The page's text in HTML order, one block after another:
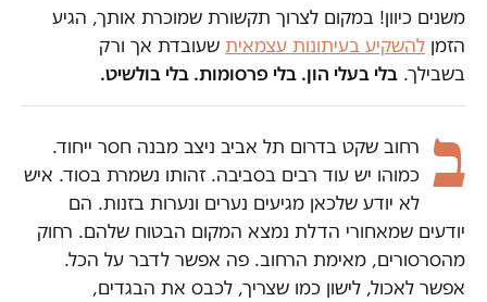
משנים כיוון! במקום לצרוך תקשורת שמוכרת אותך, הגיע
הזמן להשקיע בעיתונות עצמאית שעובדת אך ורק
בשבילך. בלי בעלי הון. בלי פרסומות. בלי בולשיט.
ב רחוב שקט בדרום תל אביב ניצב מבנה חסר ייחוד.
כמוהו יש עוד רבים בסביבה. זהותו נשמרת בסוד. איש
לא יודע שלכאן מגיעים נערים ונערות בזנות. הם
יודעים שמאחורי הדלת נמצא המקום הבטוח שלהם. רחוק
מהסרסורים, מאימת הרחוב. פה אפשר לדבר על הכל.
אפשר לאכול, לישון כמו שצריך, לכבס את הבגדים,